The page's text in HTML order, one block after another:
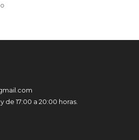
de 17:00 a 20:00 horas.